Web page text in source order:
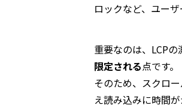
ロックなど、ユー
重要なのは、LCPの
限定される点です。
そのため、スクロ
え読み込みに時間